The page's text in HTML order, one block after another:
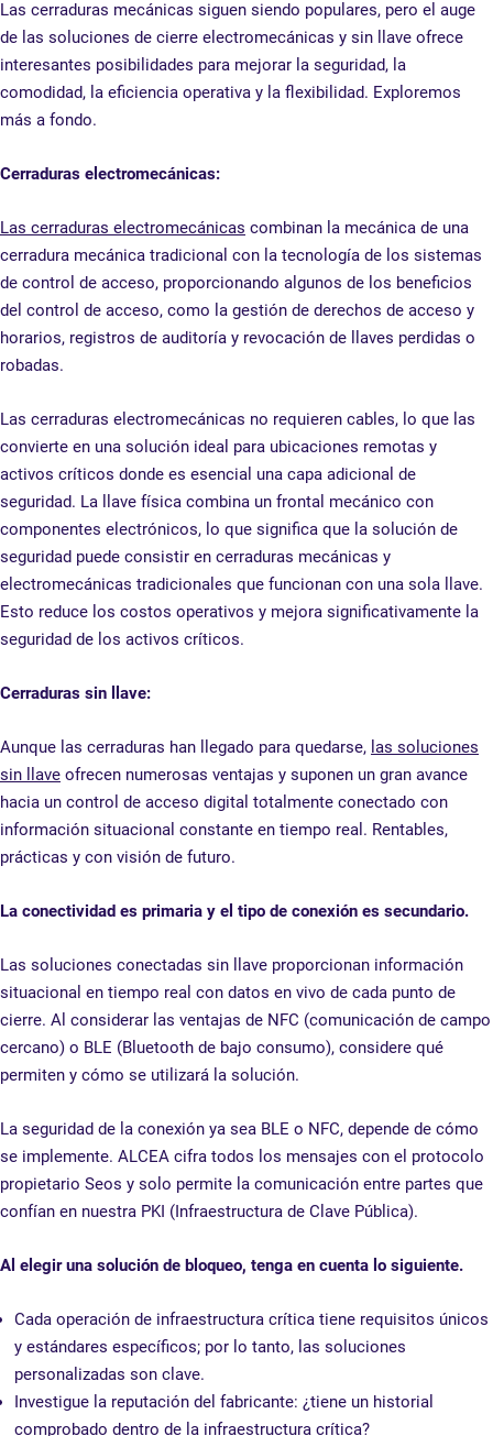
Las cerraduras mecánicas siguen siendo populares, pero el auge
de las soluciones de cierre electromecánicas y sin llave ofrece
interesantes posibilidades para mejorar la seguridad, la
comodidad, la eficiencia operativa y la flexibilidad. Exploremos
más a fondo.
Cerraduras electromecánicas:
Las cerraduras electromecánicas combinan la mecánica de una
cerradura mecánica tradicional con la tecnología de los sistemas
de control de acceso, proporcionando algunos de los beneficios
del control de acceso, como la gestión de derechos de acceso y
horarios, registros de auditoría y revocación de llaves perdidas o
robadas.
Las cerraduras electromecánicas no requieren cables, lo que las
convierte en una solución ideal para ubicaciones remotas y
activos críticos donde es esencial una capa adicional de
seguridad. La llave física combina un frontal mecánico con
componentes electrónicos, lo que significa que la solución de
seguridad puede consistir en cerraduras mecánicas y
electromecánicas tradicionales que funcionan con una sola llave.
Esto reduce los costos operativos y mejora significativamente la
seguridad de los activos críticos.
Cerraduras sin llave:
Aunque las cerraduras han llegado para quedarse, las soluciones
sin llave ofrecen numerosas ventajas y suponen un gran avance
hacia un control de acceso digital totalmente conectado con
información situacional constante en tiempo real. Rentables,
prácticas y con visión de futuro.
La conectividad es primaria y el tipo de conexión es secundario.
Las soluciones conectadas sin llave proporcionan información
situacional en tiempo real con datos en vivo de cada punto de
cierre. Al considerar las ventajas de NFC (comunicación de campo
cercano) o BLE (Bluetooth de bajo consumo), considere qué
permiten y cómo se utilizará la solución.
La seguridad de la conexión ya sea BLE o NFC, depende de cómo
se implemente. ALCEA cifra todos los mensajes con el protocolo
propietario Seos y solo permite la comunicación entre partes que
confían en nuestra PKI (Infraestructura de Clave Pública).
Al elegir una solución de bloqueo, tenga en cuenta lo siguiente.
Cada operación de infraestructura crítica tiene requisitos únicos
y estándares específicos; por lo tanto, las soluciones
personalizadas son clave.
Investigue la reputación del fabricante: ¿tiene un historial
comprobado dentro de la infraestructura crítica?